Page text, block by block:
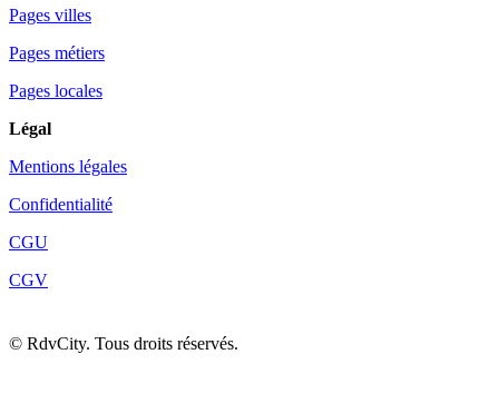
Pages villes
Pages métiers
Pages locales
Légal
Mentions légales
Confidentialité
CGU
CGV
© RdvCity. Tous droits réservés.